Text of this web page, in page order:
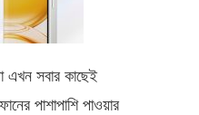
এখন সবার কাছেই
পাশাপাশি পাওয়ার